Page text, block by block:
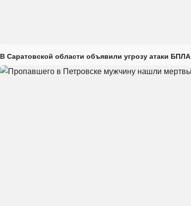
В Саратовской области объявили угрозу атаки БПЛА